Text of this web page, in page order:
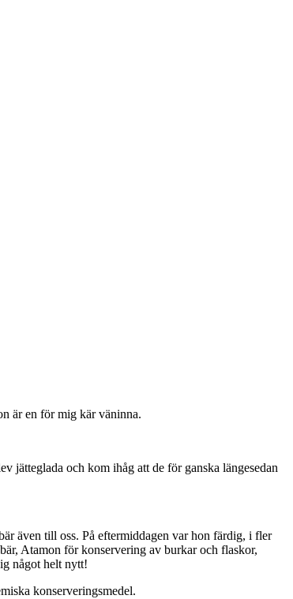
är en för mig kär väninna.
jätteglada och kom ihåg att de för ganska längesedan
även till oss. På eftermiddagen var hon färdig, i fler
Atamon för konservering av burkar och flaskor,
något helt nytt!
konserveringsmedel.